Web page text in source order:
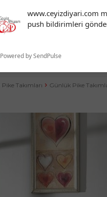
www.ceyizdiyari.com
push bildirimleri
Powered by SendPulse
notifications!
To enable permission prompts, click
on the notification icon
Pike Takımları Günlük Pike